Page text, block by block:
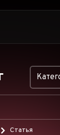
НАТИВНАЯ
Статья